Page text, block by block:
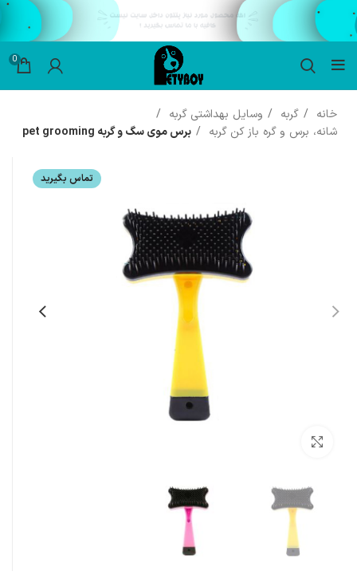
0
خانه گربه
وسایل بهداشتی گربه
شانه، برس و گره باز کن گربه
برس موی سگ و گربه pet grooming
تماس بگیرید